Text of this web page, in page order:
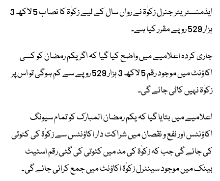
ایڈمنسٹریٹر جنرل زکوٰۃ نے رواں سال کے لیے زکوٰۃ کا نصاب 5 لاکھ 3
ہزار 529 روپے مقرر کیا ہے۔
جاری کردہ اعلامیے میں واضح کیا گیا کہ اگر یکم رمضان کو کسی
اکاؤنٹ میں موجود رقم 5 لاکھ 3 ہزار 529 روپے سے کم ہوگی تو اس پر
زکوٰۃ نہیں کاٹی جائے گی۔
اعلامیے میں بتایا گیا کہ یکم رمضان المبارک کو تمام سیونگ
اکاؤنٹس اور نفع و نقصان میں شراکت دار اکاؤنٹس سے زکوٰۃ کی کٹوتی
کی جائے گی جب کہ زکوٰۃ کی مد میں کٹوتی کی گئی رقم اسٹیٹ
بینک میں موجود سینٹرل زکوٰۃ اکاؤنٹ میں جمع کرائی جائے گی۔